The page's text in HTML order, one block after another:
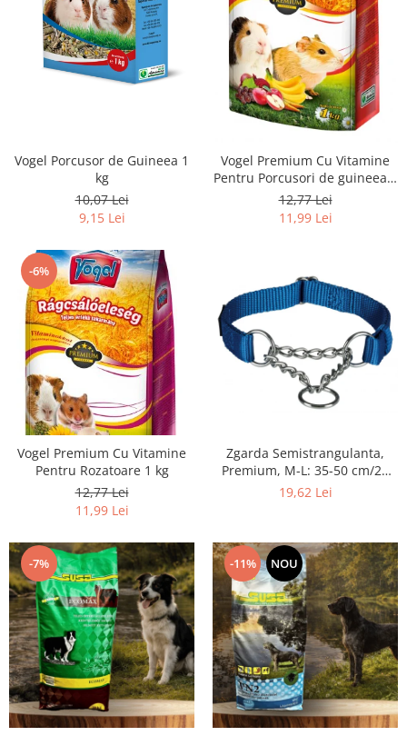
Vogel Porcusor de Guineea 1
kg
10,07 Lei
9,15 Lei
Vogel Premium Cu Vitamine
Pentru Porcusori de guineea 1
kg
12,77 Lei
11,99 Lei
-6%
Vogel Premium Cu Vitamine
Pentru Rozatoare 1 kg
12,77 Lei
11,99 Lei
Zgarda Semistrangulanta,
Premium, M-L: 35-50 cm/20
mm, Albastru, 202802
19,62 Lei
-7% -11% NOU